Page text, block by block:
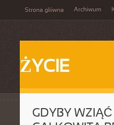
Strona główna Archiwum
ŻYCIE
GDYBY